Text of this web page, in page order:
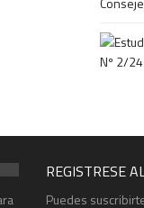
REGISTRESE
Puedes